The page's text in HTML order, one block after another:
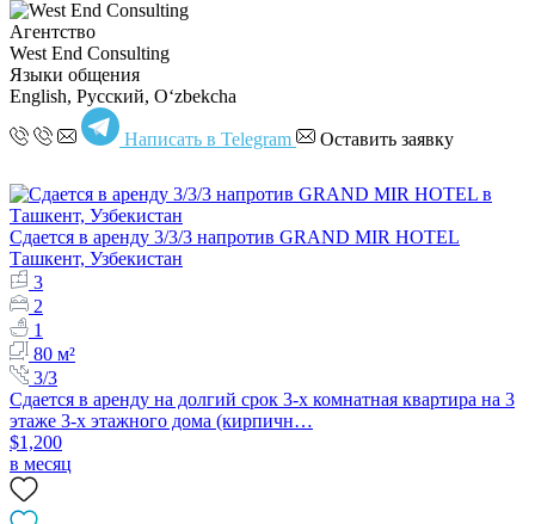
Агентство
West End Consulting
Языки общения
English, Русский, Oʻzbekcha
Написать в Telegram Оставить заявку
Сдается в аренду 3/3/3 напротив GRAND MIR HOTEL
Ташкент, Узбекистан
3
2
1
80 м²
3/3
Сдается в аренду на долгий срок 3-х комнатная квартира на 3
этаже 3-х этажного дома (кирпичн…
$1,200
в месяц